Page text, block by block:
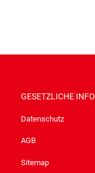
GESETZLICHE
Datenschutz
AGB
Sitemap